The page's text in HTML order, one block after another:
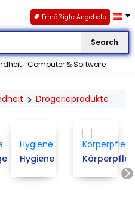
Search
Computer & Software
Ermäßigte Angebote
Drogerieprodukte
Hygiene